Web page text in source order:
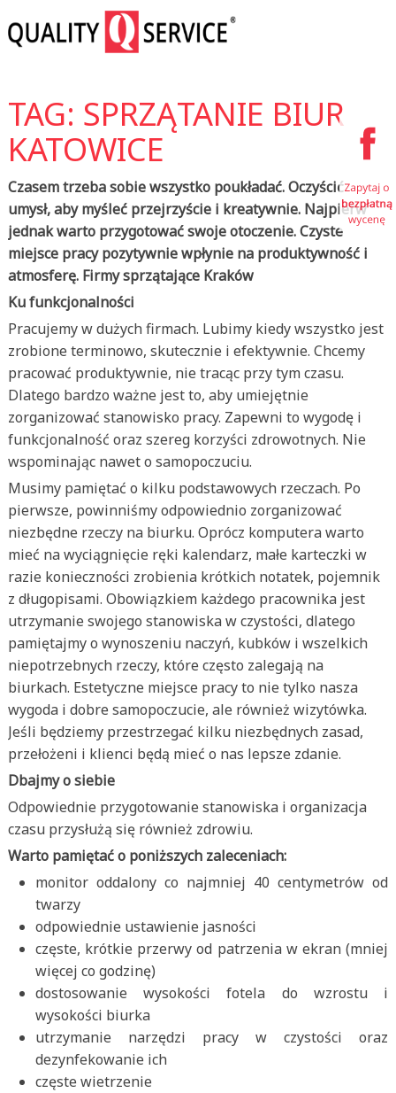
TAG: SPRZĄTANIE BIUR
KATOWICE
Czasem trzeba sobie wszystko poukładać. Oczyścić
umysł, aby myśleć przejrzyście i kreatywnie. Najpierw
jednak warto przygotować swoje otoczenie. Czyste
miejsce pracy pozytywnie wpłynie na produktywność i
atmosferę. Firmy sprzątające Kraków
Ku funkcjonalności
Pracujemy w dużych firmach. Lubimy kiedy wszystko jest
zrobione terminowo, skutecznie i efektywnie. Chcemy
pracować produktywnie, nie tracąc przy tym czasu.
Dlatego bardzo ważne jest to, aby umiejętnie
zorganizować stanowisko pracy. Zapewni to wygodę i
funkcjonalność oraz szereg korzyści zdrowotnych. Nie
wspominając nawet o samopoczuciu.
Musimy pamiętać o kilku podstawowych rzeczach. Po
pierwsze, powinniśmy odpowiednio zorganizować
niezbędne rzeczy na biurku. Oprócz komputera warto
mieć na wyciągnięcie ręki kalendarz, małe karteczki w
razie konieczności zrobienia krótkich notatek, pojemnik
z długopisami. Obowiązkiem każdego pracownika jest
utrzymanie swojego stanowiska w czystości, dlatego
pamiętajmy o wynoszeniu naczyń, kubków i wszelkich
niepotrzebnych rzeczy, które często zalegają na
biurkach. Estetyczne miejsce pracy to nie tylko nasza
wygoda i dobre samopoczucie, ale również wizytówka.
Jeśli będziemy przestrzegać kilku niezbędnych zasad,
przełożeni i klienci będą mieć o nas lepsze zdanie.
Dbajmy o siebie
Odpowiednie przygotowanie stanowiska i organizacja
czasu przysłużą się również zdrowiu.
Warto pamiętać o poniższych zaleceniach:
monitor oddalony co najmniej 40 centymetrów od
twarzy
odpowiednie ustawienie jasności
częste, krótkie przerwy od patrzenia w ekran (mniej
więcej co godzinę)
dostosowanie wysokości fotela do wzrostu i
wysokości biurka
utrzymanie narzędzi pracy w czystości oraz
dezynfekowanie ich
częste wietrzenie